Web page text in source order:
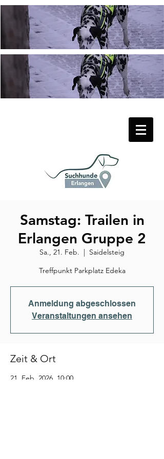
Samstag: Trailen in
Erlangen Gruppe 2
Sa., 21. Feb.
  |
Saidelsteig
Treffpunkt Parkplatz Edeka
Anmeldung abgeschlossen
Veranstaltungen ansehen
Zeit & Ort
21. Feb. 2026, 10:00